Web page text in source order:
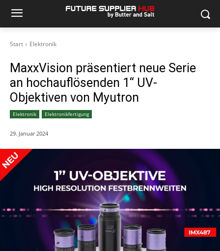
Start Elektronik
MaxxVision präsentiert neue Serie
an hochauflösenden 1‘‘ UV-
Objektiven von Myutron
Elektronik Elektronikfertigung
29. Januar 2024